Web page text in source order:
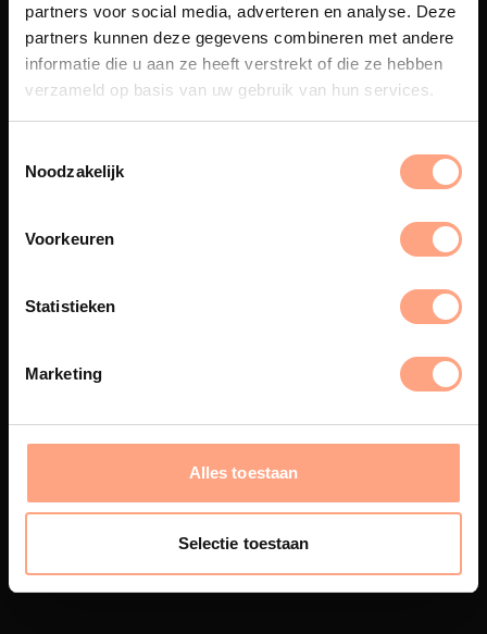
partners voor social media, adverteren en analyse. Deze
partners kunnen deze gegevens combineren met andere
informatie die u aan ze heeft verstrekt of die ze hebben
verzameld op basis van uw gebruik van hun services.
Noodzakelijk
Voorkeuren
Statistieken
Marketing
Alles toestaan
Selectie toestaan
Maatwerk
Een exclusieve handgemaakte
beleving, waar Nederlands
vakmanschap en design
Interieur inrichting
PUUUR biedt volledige
ontzorging van eerste schets tot